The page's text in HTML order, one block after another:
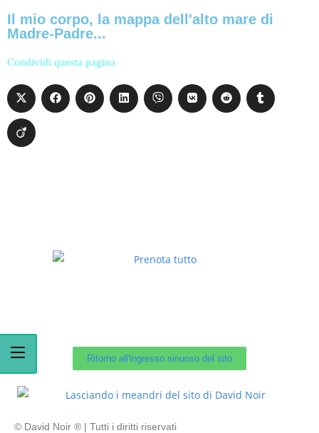
Il mio corpo, la mappa dell'alto mare di
Madre-Padre...
Condividi questa pagina
Ritorno all'ingresso sinuoso del sito
© David Noir ® | Tutti i diritti riservati